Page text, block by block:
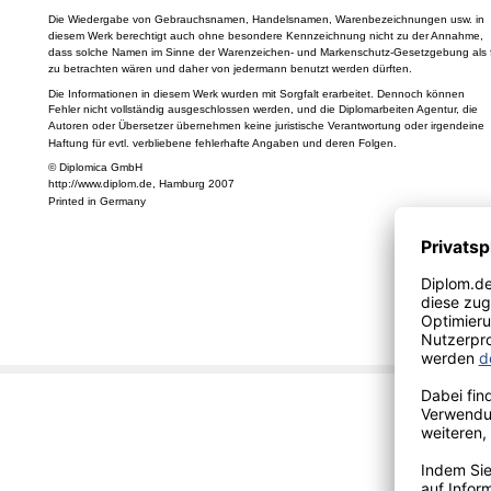
Die Wiedergabe von Gebrauchsnamen, Handelsnamen, Warenbezeichnungen usw. in
diesem Werk berechtigt auch ohne besondere Kennzeichnung nicht zu der Annahme,
dass solche Namen im Sinne der Warenzeichen- und Markenschutz-Gesetzgebung als
zu betrachten wären und daher von jedermann benutzt werden dürften.
Die Informationen in diesem Werk wurden mit Sorgfalt erarbeitet. Dennoch können
Fehler nicht vollständig ausgeschlossen werden, und die Diplomarbeiten Agentur, die
Autoren oder Übersetzer übernehmen keine juristische Verantwortung oder irgendeine
Haftung für evtl. verbliebene fehlerhafte Angaben und deren Folgen.
© Diplomica GmbH
http://www.diplom.de, Hamburg 2007
Printed in Germany